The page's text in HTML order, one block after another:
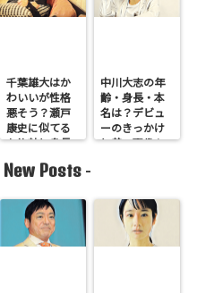
千葉雄大はか
わいいが性格
悪そう？瀬戸
康史に似てる
か比較と身長
中川大志の年
齢・身長・本
名は？デビュ
ーのきっかけ
と昔の画像も
New Posts -